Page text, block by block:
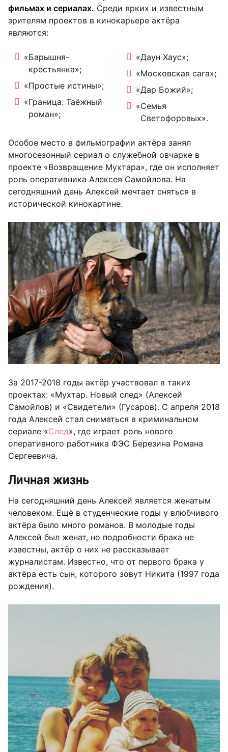
фильмах и сериалах. Среди ярких и известным
зрителям проектов в кинокарьере актёра
являются:
«Барышня-
крестьянка»;
«Простые истины»;
«Граница. Таёжный
роман»;
«Даун Хаус»;
«Московская сага»;
«Дар Божий»;
«Семья
Светофоровых».
Особое место в фильмографии актёра занял
многосезонный сериал о служебной овчарке в
проекте «Возвращение Мухтара», где он исполняет
роль оперативника Алексея Самойлова. На
сегодняшний день Алексей мечтает сняться в
исторической кинокартине.
За 2017-2018 годы актёр участвовал в таких
проектах: «Мухтар. Новый след» (Алексей
Самойлов) и «Свидетели» (Гусаров). С апреля 2018
года Алексей стал сниматься в криминальном
сериале «След», где играет роль нового
оперативного работника ФЭС Березина Романа
Сергеевича.
Личная жизнь
На сегодняшний день Алексей является женатым
человеком. Ещё в студенческие годы у влюбчивого
актёра было много романов. В молодые годы
Алексей был женат, но подробности брака не
известны, актёр о них не рассказывает
журналистам. Известно, что от первого брака у
актёра есть сын, которого зовут Никита (1997 года
рождения).